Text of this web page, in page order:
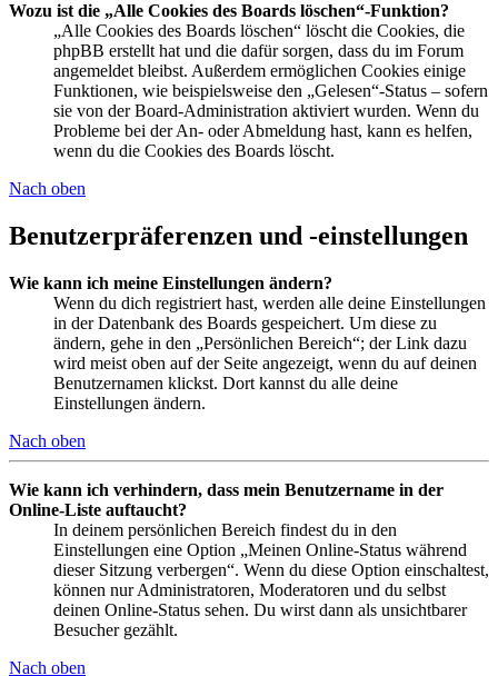
Wozu ist die „Alle Cookies des Boards löschen“-Funktion?
„Alle Cookies des Boards löschen“ löscht die Cookies, die
phpBB erstellt hat und die dafür sorgen, dass du im Forum
angemeldet bleibst. Außerdem ermöglichen Cookies einige
Funktionen, wie beispielsweise den „Gelesen“-Status – sofern
sie von der Board-Administration aktiviert wurden. Wenn du
Probleme bei der An- oder Abmeldung hast, kann es helfen,
wenn du die Cookies des Boards löscht.
Nach oben
Benutzerpräferenzen und -einstellungen
Wie kann ich meine Einstellungen ändern?
Wenn du dich registriert hast, werden alle deine Einstellungen
in der Datenbank des Boards gespeichert. Um diese zu
ändern, gehe in den „Persönlichen Bereich“; der Link dazu
wird meist oben auf der Seite angezeigt, wenn du auf deinen
Benutzernamen klickst. Dort kannst du alle deine
Einstellungen ändern.
Nach oben
Wie kann ich verhindern, dass mein Benutzername in der
Online-Liste auftaucht?
In deinem persönlichen Bereich findest du in den
Einstellungen eine Option „Meinen Online-Status während
dieser Sitzung verbergen“. Wenn du diese Option einschaltest,
können nur Administratoren, Moderatoren und du selbst
deinen Online-Status sehen. Du wirst dann als unsichtbarer
Besucher gezählt.
Nach oben